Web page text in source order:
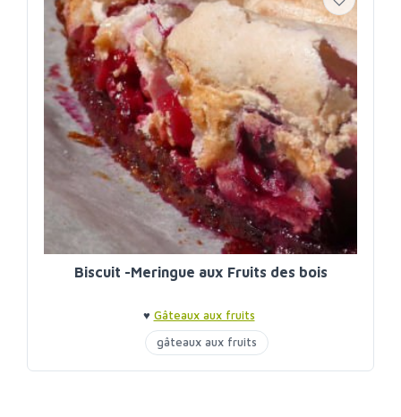
Biscuit -Meringue aux Fruits des bois
♥ Gâteaux aux fruits
gâteaux aux fruits